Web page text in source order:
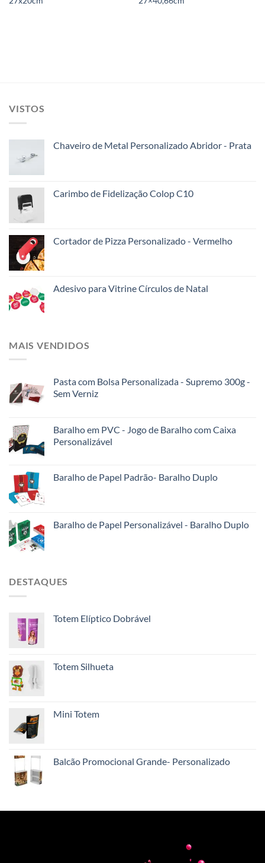
VISTOS
Chaveiro de Metal Personalizado Abridor - Prata
Carimbo de Fidelização Colop C10
Cortador de Pizza Personalizado - Vermelho
Adesivo para Vitrine Círculos de Natal
MAIS VENDIDOS
Pasta com Bolsa Personalizada - Supremo 300g -
Sem Verniz
Baralho em PVC - Jogo de Baralho com Caixa
Personalizável
Baralho de Papel Padrão- Baralho Duplo
Baralho de Papel Personalizável - Baralho Duplo
DESTAQUES
Totem Elíptico Dobrável
Totem Silhueta
Mini Totem
Balcão Promocional Grande- Personalizado